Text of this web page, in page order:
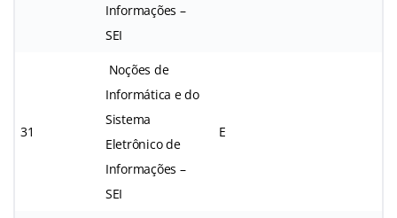
Informações –
SEI
31
Noções de
Informática e do
Sistema
Eletrônico de
Informações –
SEI
E